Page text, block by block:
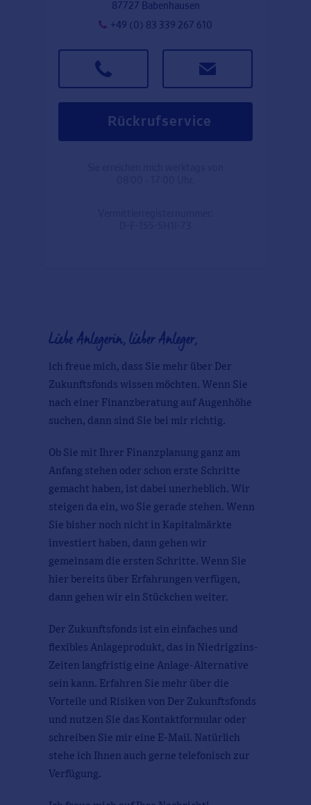
87727 Babenhausen
+49 (0) 83 339 267 610
Rückrufservice
Liebe Anlegerin, lieber Anleger,
ich freue mich, dass Sie mehr über Der
Zukunftsfonds wissen möchten. Wenn Sie
nach einer Finanzberatung auf Augenhöhe
suchen, dann sind Sie bei mir richtig.
Ob Sie mit Ihrer Finanzplanung ganz am
Anfang stehen oder schon erste Schritte
gemacht haben, ist dabei unerheblich. Wir
steigen da ein, wo Sie gerade stehen. Wenn
Sie bisher noch nicht in Kapitalmärkte
investiert haben, dann gehen wir
gemeinsam die ersten Schritte. Wenn Sie
hier bereits über Erfahrungen verfügen,
dann gehen wir ein Stückchen weiter.
Der Zukunftsfonds ist ein einfaches und
flexibles Anlageprodukt, das in Niedrigzins-
Zeiten langfristig eine Anlage-Alternative
sein kann. Erfahren Sie mehr über die
Vorteile und Risiken von Der Zukunftsfonds
und nutzen Sie das Kontaktformular oder
schreiben Sie mir eine E-Mail. Natürlich
stehe ich Ihnen auch gerne telefonisch zur
Verfügung.